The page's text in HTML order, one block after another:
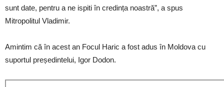
sunt date, pentru a ne ispiti în credința noastră”, a spus
Mitropolitul Vladimir.
Amintim că în acest an Focul Haric a fost adus în Moldova cu
suportul președintelui, Igor Dodon.